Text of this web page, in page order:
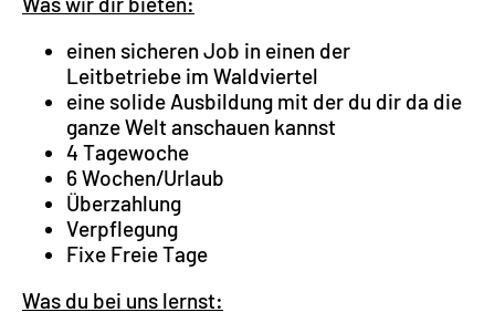
einen sicheren Job in einen der
Leitbetriebe im Waldviertel
eine solide Ausbildung mit der du dir da die
ganze Welt anschauen kannst
4 Tagewoche
6 Wochen/Urlaub
Überzahlung
Verpflegung
Fixe Freie Tage
Was du bei uns lernst: